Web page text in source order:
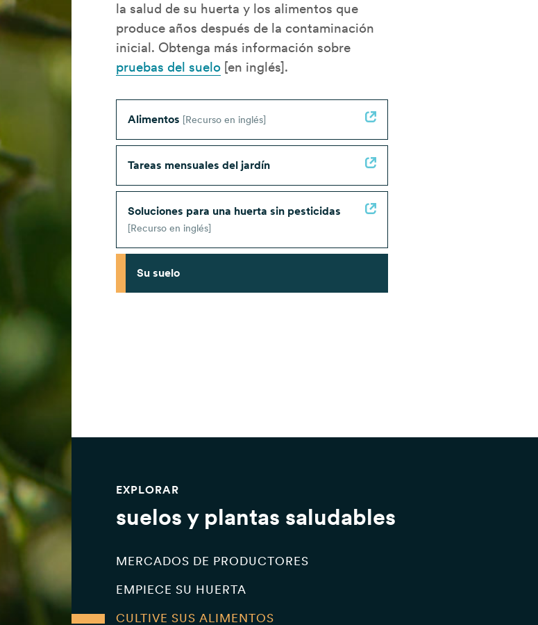
la salud de su huerta y los alimentos que
produce años después de la contaminación
inicial. Obtenga más información sobre
pruebas del suelo [en inglés].
Alimentos [Recurso en inglés]
Tareas mensuales del jardín
Soluciones para una huerta sin pesticidas
[Recurso en inglés]
Su suelo
EXPLORAR
suelos y plantas saludables
MERCADOS DE PRODUCTORES
EMPIECE SU HUERTA
CULTIVE SUS ALIMENTOS